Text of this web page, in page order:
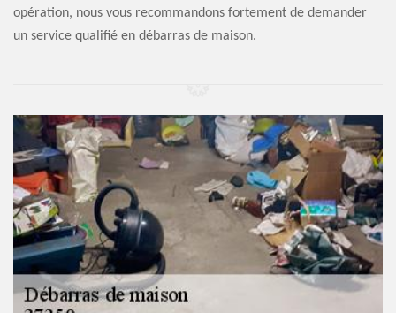
opération, nous vous recommandons fortement de demander
un service qualifié en débarras de maison.